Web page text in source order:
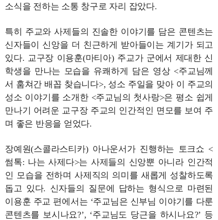
소식을 전하는 소통 창구로 자리 잡았다.
특히 주교와 사제들의 진솔한 이야기를 담은 콘텐츠는
신자들이 신앙을 더 친근하게 받아들이는 계기가 되고
있다. 교구장 이용훈(마티아) 주교가 군에서 제대한 신
학생을 만나는 모습을 유쾌하게 담은 영상 <주교님께
서 훔쳐간 배꼽 찾습니다>, 성소 주일을 맞아 이 주교의
성소 이야기를 소개한 <주교님의 첫사랑>은 평소 쉽게
만나기 어려운 교구장 주교의 인간적인 면모를 보여 주
며 좋은 반응을 얻었다.
장예원(스콜라스티카) 아나운서가 진행하는 토크쇼 <
썸톡: 나는 사제다>는 사제들의 신앙뿐 아니라 인간적
인 모습을 전하며 사제직의 의미를 새롭게 성찰하도록
돕고 있다. 신자들의 질문에 답하는 형식으로 마련된
이용훈 주교 편에서는 ‘주교님은 신부님 이야기를 다룬
콘텐츠를 보시나요?’, ‘주교님도 당근을 하시나요?’ 등